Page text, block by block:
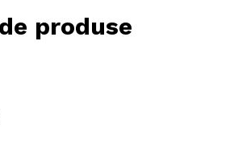
produse